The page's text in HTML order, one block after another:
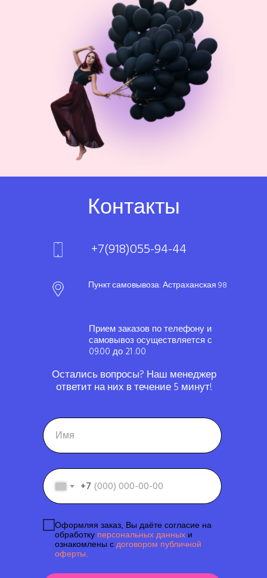
+7
Оформляя заказ, Вы даёте согласие на
обработку персональных данных и
ознакомлены с договором публичной
оферты.
Контакты
Пункт самовывоза: Астраханская 98
+7(918)055-94-44
Прием заказов по телефону и
самовывоз осуществляется с
09.00 до 21 .00
Остались вопросы? Наш менеджер
ответит на них в течение 5 минут!